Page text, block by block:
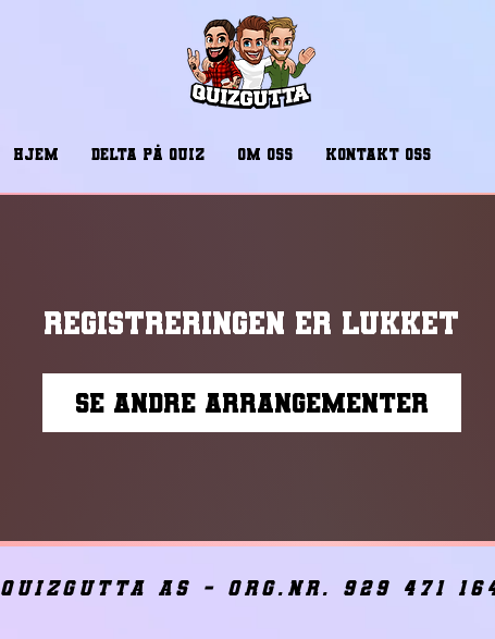
HJEM DELTA PÅ QUIZ OM OSS KONTAKT OSS
Registreringen er lukket
Se andre arrangementer
quizgutta as - org.nr. 929 471